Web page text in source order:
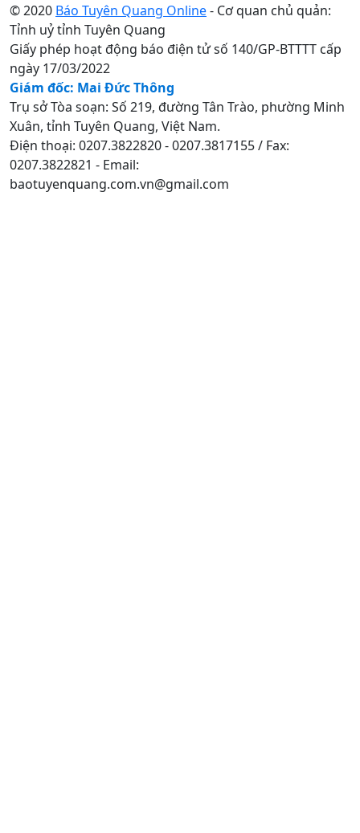
© 2020 Báo Tuyên Quang Online- Cơ quan chủ quản:
Tỉnh uỷ tỉnh Tuyên Quang
Giấy phép hoạt động báo điện tử số 140/GP-BTTTT cấp
ngày 17/03/2022
Giám đốc: Mai Đức Thông
Trụ sở Tòa soạn: Số 219, đường Tân Trào, phường Minh
Xuân, tỉnh Tuyên Quang, Việt Nam.
Điện thoại: 0207.3822820 - 0207.3817155 / Fax:
0207.3822821 - Email:
baotuyenquang.com.vn@gmail.com